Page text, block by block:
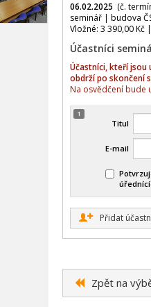
06.02.2025 (č.
seminář | budova
Vložné: 3 390,00 Kč
Účastníci
Účastníci, kteří jsou
obdrží po skončení
Na osvědčení bude
1
Titul
E-mail
+ Přidat
Zpět na